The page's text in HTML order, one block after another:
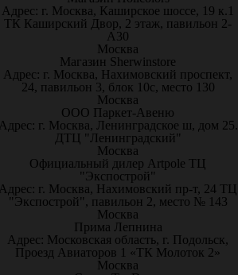
Адрес: г. Москва, Каширское шоссе, 19 к.1
ТК Каширский Двор, 2 этаж, павильон 2-
А30
Москва
Магазин Sherwinstore
Адрес: г. Москва, Нахимовский проспект,
24, павильон 3, блок 10с, место 130
Москва
ООО Паркет-Авeню
г. Москва, Ленинградское ш, дом 25.
ДТЦ "Ленинградский"
Москва
Официальный дилер Artpole ТЦ
"Экспострой"
г. Москва, Нахимовский пр-т, 24 ТЦ
"Экспострой", павильон 2, место № 143
Москва
Прима Лепнина
Адрес: Московская область, г. Подольск,
Проезд Авиаторов 1 «ТК Молоток 2»
Москва